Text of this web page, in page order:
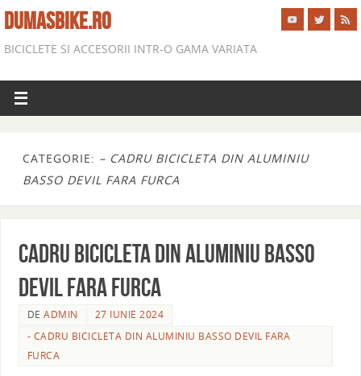
DUMASBIKE.RO
BICICLETE SI ACCESORII INTR-O GAMA VARIATA
CATEGORIE: – CADRU BICICLETA DIN ALUMINIU
BASSO DEVIL FARA FURCA
CADRU BICICLETA DIN ALUMINIU BASSO
DEVIL FARA FURCA
DEADMIN
27 IUNIE 2024
- CADRU BICICLETA DIN ALUMINIU BASSO DEVIL FARA
FURCA